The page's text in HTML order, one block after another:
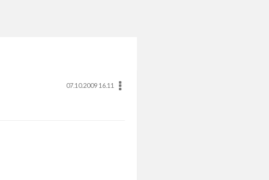
07.10.2009 16.11